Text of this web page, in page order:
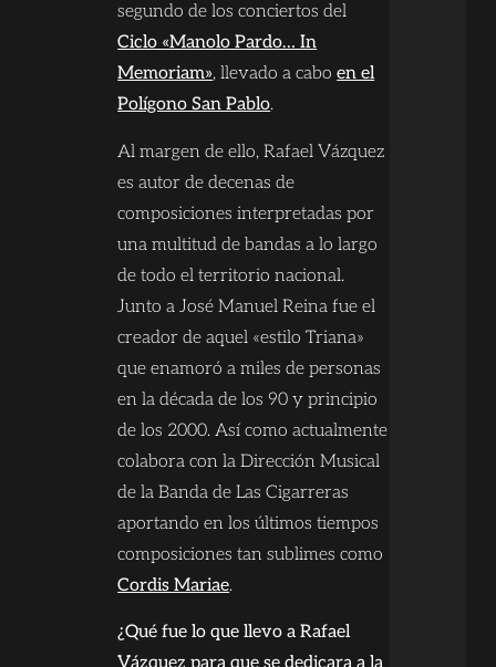
segundo de los conciertos del
Ciclo «Manolo Pardo… In
Memoriam», llevado a caboen el
Polígono San Pablo.
Al margen de ello, Rafael Vázquez
es autor de decenas de
composiciones interpretadas por
una multitud de bandas a lo largo
de todo el territorio nacional.
Junto a José Manuel Reina fue el
creador de aquel «estilo Triana»
que enamoró a miles de personas
en la década de los 90 y principio
de los 2000. Así como actualmente
colabora con la Dirección Musical
de la Banda de Las Cigarreras
aportando en los últimos tiempos
composiciones tan sublimes como
Cordis Mariae.
¿Qué fue lo que llevo a Rafael